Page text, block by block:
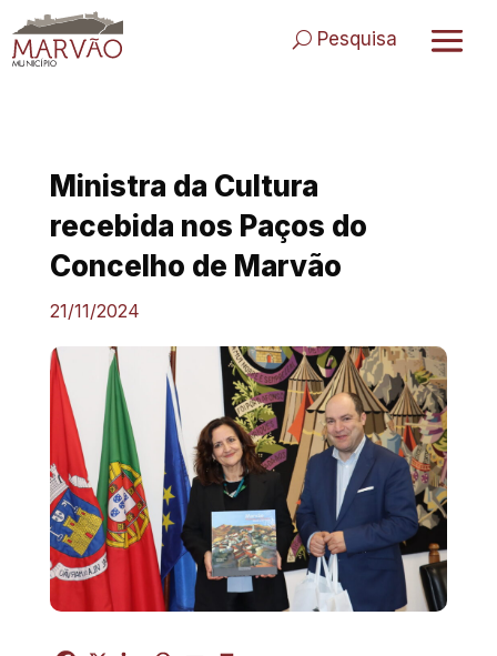
to
content
Pesquisa
Ministra da Cultura
recebida nos Paços do
Concelho de Marvão
21/11/2024